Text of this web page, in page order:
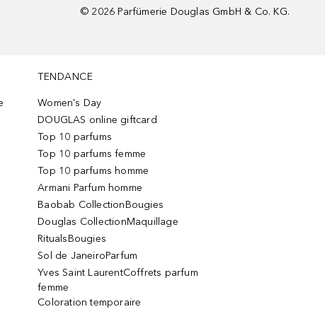
© 2026 Parfümerie Douglas GmbH & Co. KG.
TENDANCE
Women's Day
DOUGLAS online giftcard
Top 10 parfums
Top 10 parfums femme
Top 10 parfums homme
Armani Parfum homme
Baobab CollectionBougies
Douglas CollectionMaquillage
RitualsBougies
Sol de JaneiroParfum
Yves Saint LaurentCoffrets parfum
femme
Coloration temporaire